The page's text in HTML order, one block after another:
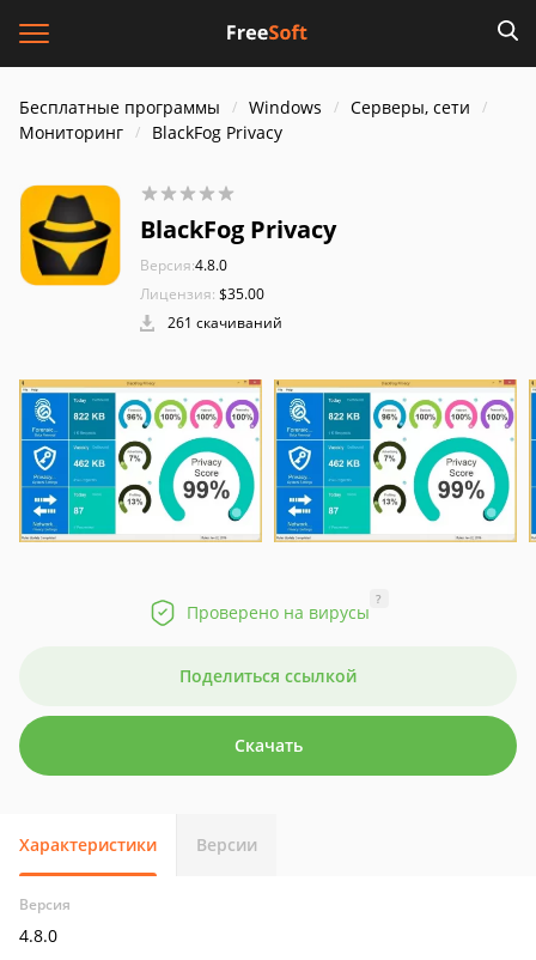
Бесплатные программы Windows
Серверы, сети
Мониторинг
BlackFog Privacy
BlackFog Privacy
Версия:4.8.0
Лицензия: $35.00
261 скачиваний
Проверено на вирусы
?
Поделиться ссылкой
Скачать
Характеристики Версии
Версия
4.8.0